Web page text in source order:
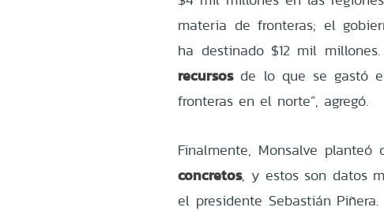
materia de fronteras; el
ha destinado $12 mil millones.
recursos de lo que se gastó
fronteras en el norte”, agregó.
Finalmente, Monsalve planteó
concretos, y estos son datos
el presidente Sebastián